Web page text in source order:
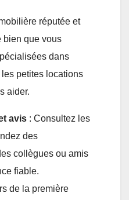
réputée et
bien que vous
dans
les petites locations
aider.
avis : Consultez les
des
collègues ou amis
fiable.
de la première